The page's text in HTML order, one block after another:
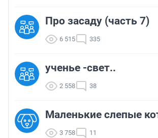
Про засаду (часть 7)
6 515 335
ученье -свет..
2 558 38
Маленькие слепые
3 758 11